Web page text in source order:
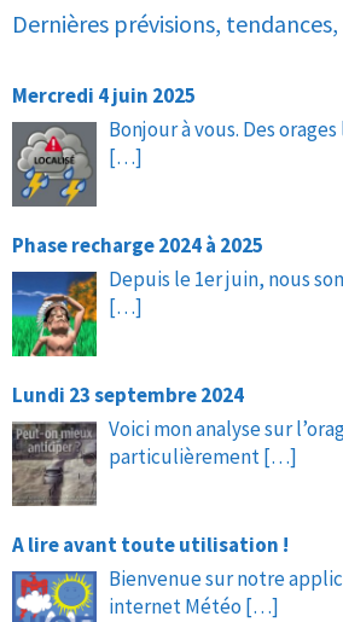
Dernières prévisions,
Mercredi 4 juin 2025
Bonjour à vous. Des
[…]
Phase recharge 2024 à 2025
Depuis le 1er juin, nous
[…]
Lundi 23 septembre 2024
Voici mon analyse sur
particulièrement[…]
A lire avant toute utilisation !
Bienvenue sur notre
internet Météo […]